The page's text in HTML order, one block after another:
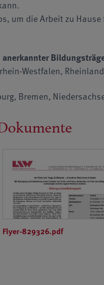
um die Arbeit zu
Westfalen,
Bremen,
Flyer-829326.pdf